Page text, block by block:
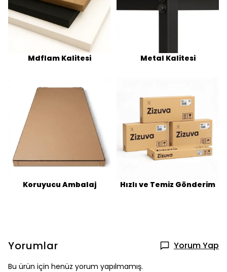
Mdflam Kalitesi Metal Kalitesi
Koruyucu Ambalaj Hızlı ve Temiz Gönderim
Yorumlar Yorum Yap
Bu ürün için henüz yorum yapılmamış.